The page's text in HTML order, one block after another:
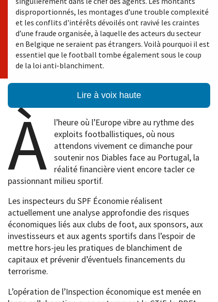
disproportionnés, les montages d’une trouble complexité
et les conflits d'intérêts dévoilés ont ravivé les craintes
d’une fraude organisée, à laquelle des acteurs du secteur
en Belgique ne seraient pas étrangers. Voilà pourquoi il est
essentiel que le football tombe également sous le coup
de la loi anti-blanchiment.
Lire à voix haute
À
l’heure où l’Europe vibre au rythme des
exploits footballistiques, où nous
attendons vivement ce dimanche pour
soutenir nos Diables face au Portugal, la
réalité financière vient encore tacler ce
passionnant milieu sportif.
Les inspecteurs du SPF Économie réalisent
actuellement une analyse approfondie des risques
économiques liés aux clubs de foot, aux sponsors, aux
investisseurs et aux agents sportifs dans l’espoir de
mettre hors-jeu les pratiques de blanchiment de
capitaux et prévenir d’éventuels financements du
terrorisme.
L’opération de l’Inspection économique est menée en